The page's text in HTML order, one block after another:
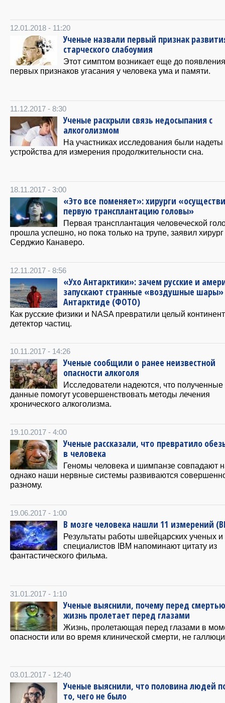
12.01.2018 - 11:20
Ученые назвали первый признак
старческого слабоумия
Этот симптом возникает еще до появления
первых признаков угасания у человека ума и памяти.
11.12.2017 - 8:30
Ученые раскрыли связь недосыпания с
алкоголизмом
На участниках исследования были надеты
устройства для измерения продолжительности сна.
18.11.2017 - 3:00
«Это все поменяет»: хирурги
первую трансплантацию головы»
Первая трансплантация человеческой
прошла успешно, но пока только на трупе, заявил хирург
Серджио Канаверо.
12.11.2017 - 8:56
«Ухо Антарктики»: зачем русские и
запускают странные «воздушные шары»
Антарктиде (ФОТО)
Как русские физики и NASA превратили целый
детектор частиц.
10.11.2017 - 14:26
Ученые сообщили о ранее неизвестной
опасности алкоголя
Исследователи надеются, что полученные
данные помогут усовершенствовать методы лечения
хронического алкоголизма.
19.10.2017 - 4:00
Ученые рассказали, что превратило
в человека
Геномы человека и шимпанзе совпадают
однако наши нервные системы развиваются
разному.
19.06.2017 - 1:00
В мозге человека нашли 11 измерений
Результаты работы швейцарских ученых и
специалистов IBM напоминают цитату из
фантастического фильма.
31.01.2017 - 1:10
Ученые выяснили, почему перед смертью
жизнь пролетает перед глазами
Жизнь, пролетающая перед глазами в
опасности или во время клинической смерти, не
03.01.2017 - 12:40
Ученые выяснили, что половина людей
то, чего не было